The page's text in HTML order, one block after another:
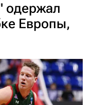
одержал
Европы,